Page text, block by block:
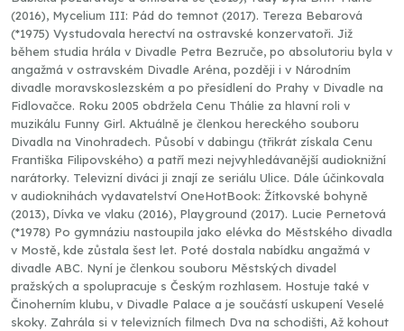
(2016), Mycelium III: Pád do temnot (2017). Tereza Bebarová
(*1975) Vystudovala herectví na ostravské konzervatoři. Již
během studia hrála v Divadle Petra Bezruče, po absolutoriu byla v
angažmá v ostravském Divadle Aréna, později i v Národním
divadle moravskoslezském a po přesídlení do Prahy v Divadle na
Fidlovačce. Roku 2005 obdržela Cenu Thálie za hlavní roli v
muzikálu Funny Girl. Aktuálně je členkou hereckého souboru
Divadla na Vinohradech. Působí v dabingu (třikrát získala Cenu
Františka Filipovského) a patří mezi nejvyhledávanější audioknižní
narátorky. Televizní diváci ji znají ze seriálu Ulice. Dále účinkovala
v audioknihách vydavatelství OneHotBook: Žítkovské bohyně
(2013), Dívka ve vlaku (2016), Playground (2017). Lucie Pernetová
(*1978) Po gymnáziu nastoupila jako elévka do Městského divadla
v Mostě, kde zůstala šest let. Poté dostala nabídku angažmá v
divadle ABC. Nyní je členkou souboru Městských divadel
pražských a spolupracuje s Českým rozhlasem. Hostuje také v
Činoherním klubu, v Divadle Palace a je součástí uskupení Veselé
skoky. Zahrála si v televizních filmech Dva na schodišti, Až kohout